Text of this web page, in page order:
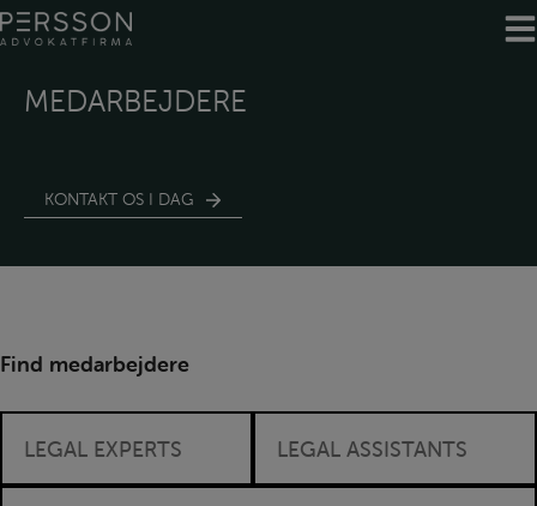
Hop
til
indholdet
MEDARBEJDERE
KONTAKT OS I DAG
Find medarbejdere
LEGAL EXPERTS LEGAL ASSISTANTS